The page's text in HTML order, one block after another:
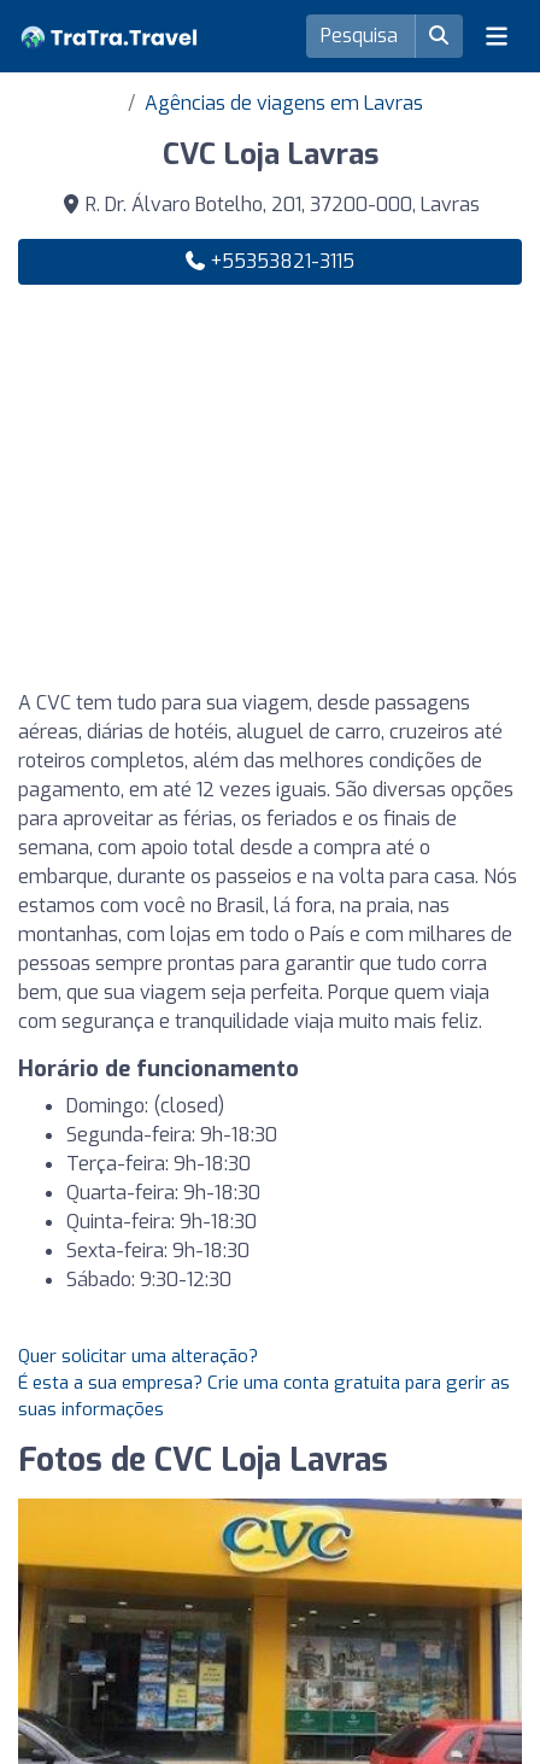
Agências de viagens em Lavras
CVC Loja Lavras
R. Dr. Álvaro Botelho, 201, 37200-000, Lavras
+55353821-3115
A CVC tem tudo para sua viagem, desde passagens
aéreas, diárias de hotéis, aluguel de carro, cruzeiros até
roteiros completos, além das melhores condições de
pagamento, em até 12 vezes iguais. São diversas opções
para aproveitar as férias, os feriados e os finais de
semana, com apoio total desde a compra até o
embarque, durante os passeios e na volta para casa. Nós
estamos com você no Brasil, lá fora, na praia, nas
montanhas, com lojas em todo o País e com milhares de
pessoas sempre prontas para garantir que tudo corra
bem, que sua viagem seja perfeita. Porque quem viaja
com segurança e tranquilidade viaja muito mais feliz.
Horário de funcionamento
Domingo: (closed)
Segunda-feira: 9h-18:30
Terça-feira: 9h-18:30
Quarta-feira: 9h-18:30
Quinta-feira: 9h-18:30
Sexta-feira: 9h-18:30
Sábado: 9:30-12:30
Quer solicitar uma alteração?
É esta a sua empresa? Crie uma conta gratuita para gerir as
suas informações
Fotos de CVC Loja Lavras